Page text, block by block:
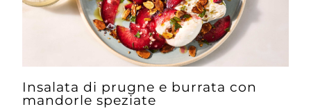
Insalata di prugne e burrata con
mandorle speziate